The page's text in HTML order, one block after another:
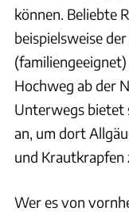
können. Beliebte
beispielsweise
Hochweg ab der
Unterwegs bietet
an, um dort
und Krautkrapfen
Wer es von